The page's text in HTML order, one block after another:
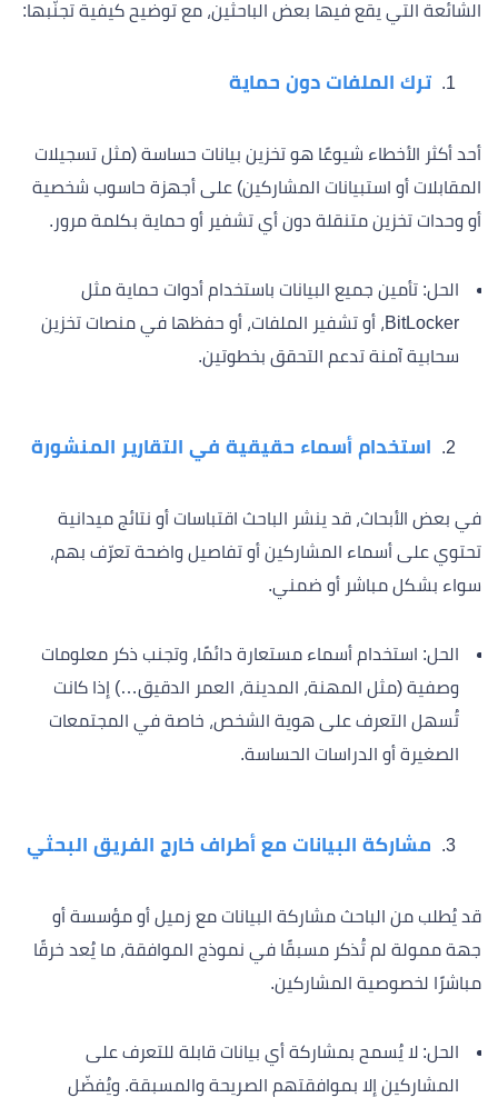
الشائعة التي يقع فيها بعض الباحثين، مع توضيح كيفية تجنّبها:
ترك الملفات دون حماية
أحد أكثر الأخطاء شيوعًا هو تخزين بيانات حساسة (مثل تسجيلات
المقابلات أو استبيانات المشاركين) على أجهزة حاسوب شخصية
أو وحدات تخزين متنقلة دون أي تشفير أو حماية بكلمة مرور.
الحل: تأمين جميع البيانات باستخدام أدوات حماية مثل
BitLocker، أو تشفير الملفات، أو حفظها في منصات تخزين
سحابية آمنة تدعم التحقق بخطوتين.
استخدام أسماء حقيقية في التقارير المنشورة
في بعض الأبحاث، قد ينشر الباحث اقتباسات أو نتائج ميدانية
تحتوي على أسماء المشاركين أو تفاصيل واضحة تعرّف بهم،
سواء بشكل مباشر أو ضمني.
الحل: استخدام أسماء مستعارة دائمًا، وتجنب ذكر معلومات
وصفية (مثل المهنة، المدينة، العمر الدقيق…) إذا كانت
تُسهل التعرف على هوية الشخص، خاصة في المجتمعات
الصغيرة أو الدراسات الحساسة.
مشاركة البيانات مع أطراف خارج الفريق البحثي
قد يُطلب من الباحث مشاركة البيانات مع زميل أو مؤسسة أو
جهة ممولة لم تُذكر مسبقًا في نموذج الموافقة، ما يُعد خرقًا
مباشرًا لخصوصية المشاركين.
الحل: لا يُسمح بمشاركة أي بيانات قابلة للتعرف على
المشاركين إلا بموافقتهم الصريحة والمسبقة. ويُفضّل